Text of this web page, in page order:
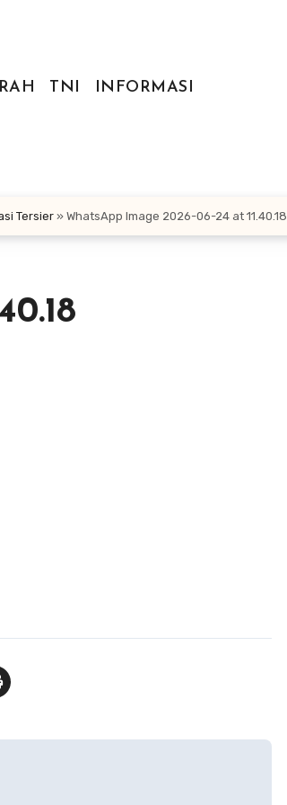
TNI INFORMASI
Tersier » WhatsApp Image 2026-06-24 at 11.40.18